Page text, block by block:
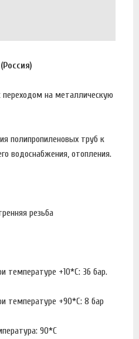
на металлическую
полипропиленовых труб к
водоснабжения, отопления.
резьба
температуре +10*С: 36 бар.
температуре +90*С: 8 бар
90*С